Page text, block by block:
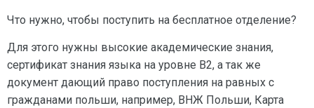
Что нужно, чтобы поступить на бесплатное отделение?
Для этого нужны высокие академические знания,
сертификат знания языка на уровне В2, а так же
документ дающий право поступления на равных с
гражданами польши, например, ВНЖ Польши, Карта